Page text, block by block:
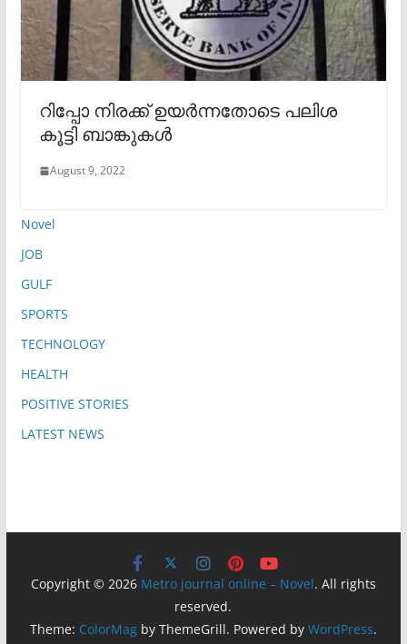
റിപ്പോ നിരക്ക് ഉയർന്നതോടെ പലിശ
കൂട്ടി ബാങ്കുകൾ
August 9, 2022
Novel
JOB
GULF
SPORTS
TECHNOLOGY
HEALTH
POSITIVE STORIES
LATEST NEWS
Copyright © 2026 Metro journal online – Novel. All rights
reserved.
Theme: ColorMagby ThemeGrill. Powered by WordPress.